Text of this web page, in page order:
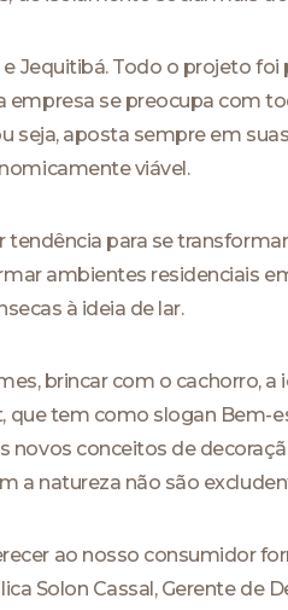
e Jequitibá. Todo o projeto
se preocupa com
seja, aposta sempre em
viável.
para se
ambientes residenciais
à ideia de lar.
brincar com o cachorro,
que tem como slogan Bem-
conceitos de
a natureza não são
ao nosso consumidor
Solon Cassal, Gerente de